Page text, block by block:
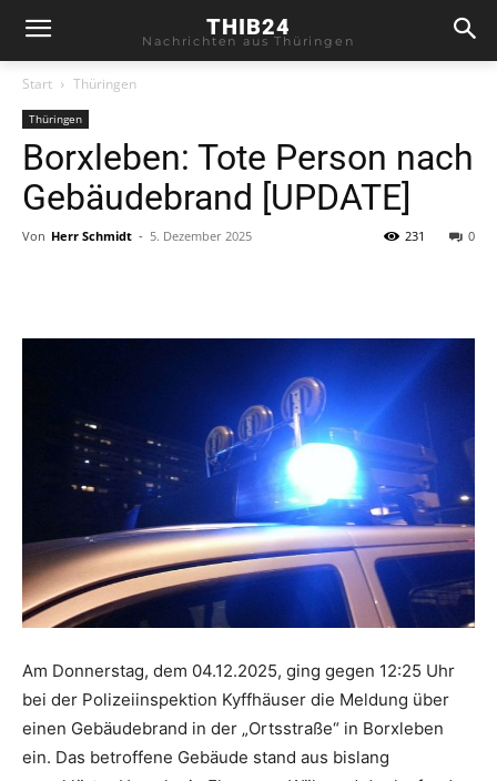
THIB24
Nachrichten aus Thüringen
Start Thüringen
Thüringen
Borxleben: Tote Person nach
Gebäudebrand [UPDATE]
Von Herr Schmidt - 5. Dezember 2025 0
231
Am Donnerstag, dem 04.12.2025, ging gegen 12:25 Uhr
bei der Polizeiinspektion Kyffhäuser die Meldung über
einen Gebäudebrand in der „Ortsstraße“ in Borxleben
ein. Das betroffene Gebäude stand aus bislang